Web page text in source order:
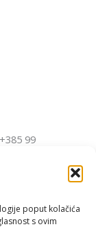
poput kolačića
s ovim
99